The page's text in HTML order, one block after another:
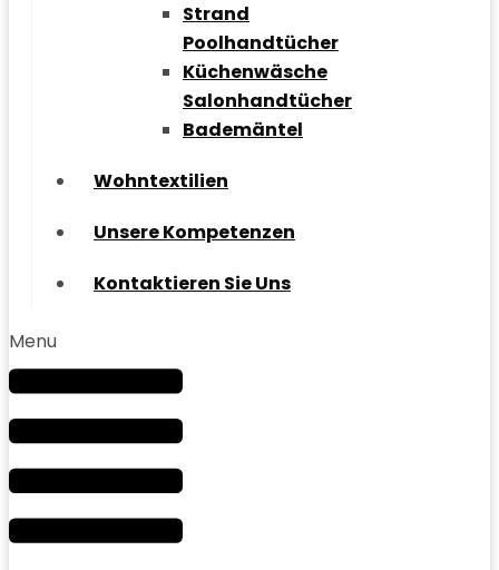
Strand
Poolhandtücher
Küchenwäsche
Salonhandtücher
Bademäntel
Wohntextilien
Unsere Kompetenzen
Kontaktieren Sie Uns
Menu